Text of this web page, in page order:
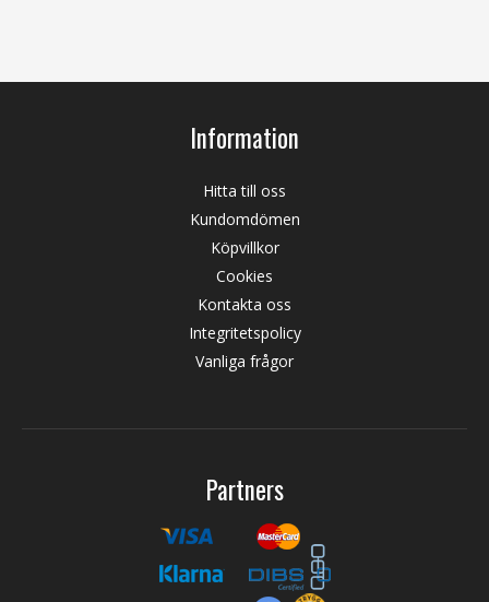
Information
Hitta till oss
Kundomdömen
Köpvillkor
Cookies
Kontakta oss
Integritetspolicy
Vanliga frågor
Partners